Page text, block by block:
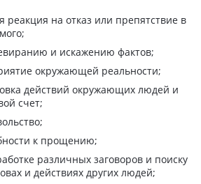
реакция на отказ или препятствие в
и искажению фактов;
окружающей реальности;
действий окружающих людей и
счет;
к прощению;
различных заговоров и поиску
и действиях других людей;